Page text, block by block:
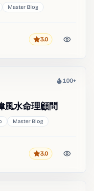
Master Blog
Rating
3.0
Heat
100+
風水命理顧問
Master Blog
Rating
3.0